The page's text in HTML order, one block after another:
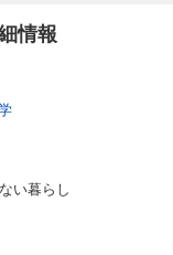
情報
い暮らし